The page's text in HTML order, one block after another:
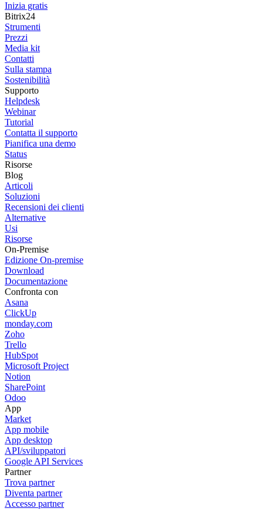
Inizia gratis
Bitrix24
Strumenti
Prezzi
Media kit
Contatti
Sulla stampa
Sostenibilità
Supporto
Helpdesk
Webinar
Tutorial
Contatta il supporto
Pianifica una demo
Status
Risorse
Blog
Articoli
Soluzioni
Recensioni dei clienti
Alternative
Usi
Risorse
On-Premise
Edizione On-premise
Download
Documentazione
Confronta con
Asana
ClickUp
monday.com
Zoho
Trello
HubSpot
Microsoft Project
Notion
SharePoint
Odoo
App
Market
App mobile
App desktop
API/sviluppatori
Google API Services
Partner
Trova partner
Diventa partner
Accesso partner